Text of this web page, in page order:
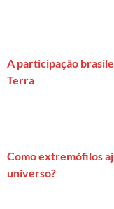
A participação
Terra
Como extremófilos
universo?